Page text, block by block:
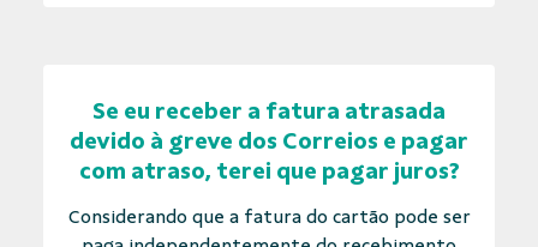
Se eu receber a fatura atrasada
devido à greve dos Correios e pagar
com atraso, terei que pagar juros?
Considerando que a fatura do cartão pode ser